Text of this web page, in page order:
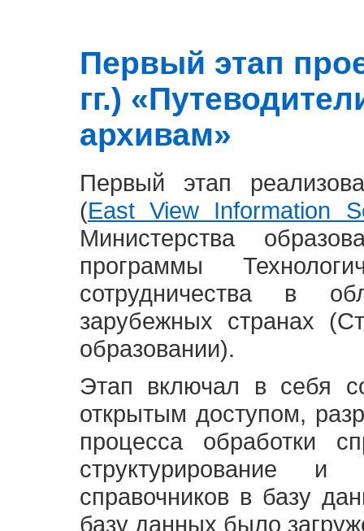
Первый этап
гг.)
архивам»
Первый этап
(East View Information
Министерства
программы
сотрудничества в
зарубежных странах
образовании).
Этап включал в себя
открытым доступом,
процесса обработки
структурирование и
справочников в базу
базу данных было